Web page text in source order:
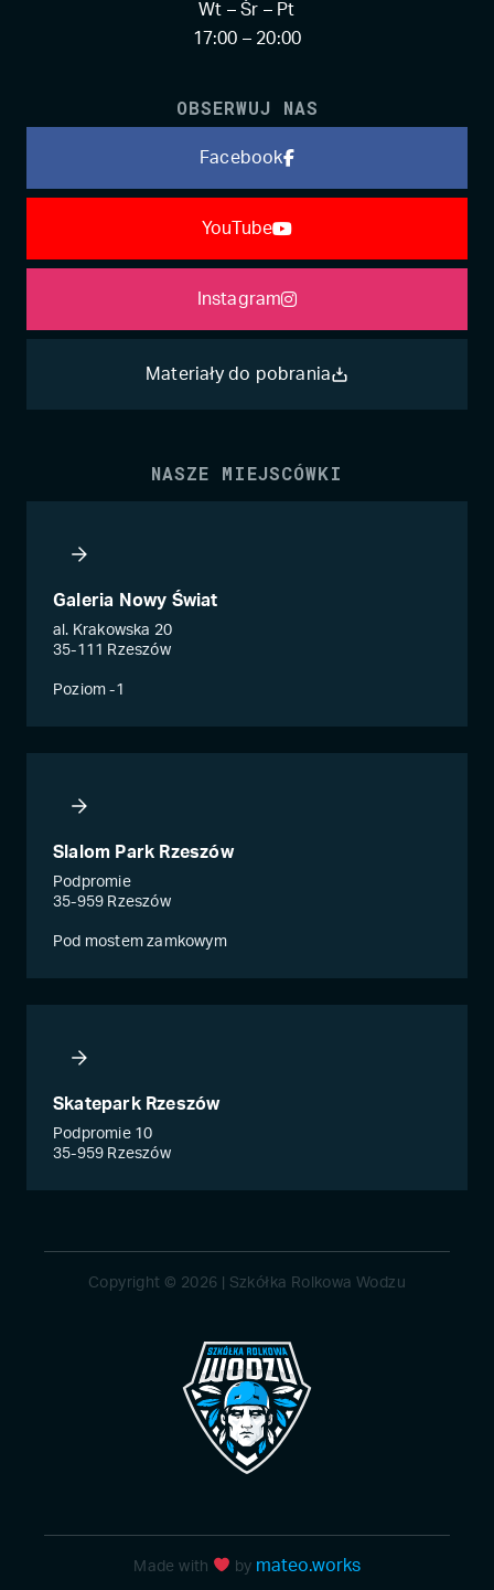
Wt – Śr – Pt
17:00 – 20:00
OBSERWUJ NAS
Facebook
YouTube
Instagram
Materiały do pobrania
NASZE MIEJSCÓWKI
Galeria Nowy Świat
al. Krakowska 20
35-111 Rzeszów
Poziom -1
Slalom Park Rzeszów
Podpromie
35-959 Rzeszów
Pod mostem zamkowym
Skatepark Rzeszów
Podpromie 10
35-959 Rzeszów
Copyright © 2026 | Szkółka Rolkowa Wodzu
Made with by mateo.works